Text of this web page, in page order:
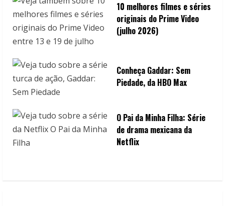
10 melhores filmes e séries
originais do Prime Video
(julho 2026)
Conheça Gaddar: Sem
Piedade, da HBO Max
O Pai da Minha Filha: Série
de drama mexicana da
Netflix